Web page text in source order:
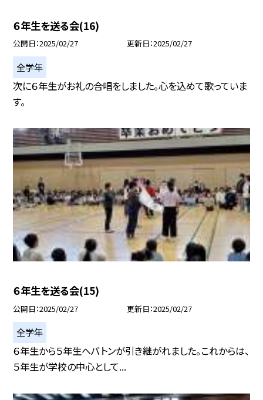
６年生を送る会(16)
公開日 2025/02/27 更新日 2025/02/27
全学年
次に６年生がお礼の合唱をしました。心を込めて歌っていま
す。
６年生を送る会(15)
公開日 2025/02/27 更新日 2025/02/27
全学年
６年生から５年生へバトンが引き継がれました。これからは、
５年生が学校の中心として...